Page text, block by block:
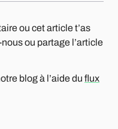
ou cet article t’as
ou partage l’article
blog à l’aide du flux